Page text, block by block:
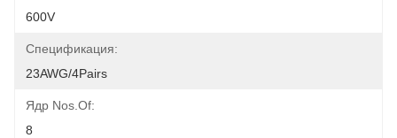
600V
Спецификация:
23AWG/4Pairs
Ядр Nos.of:
8